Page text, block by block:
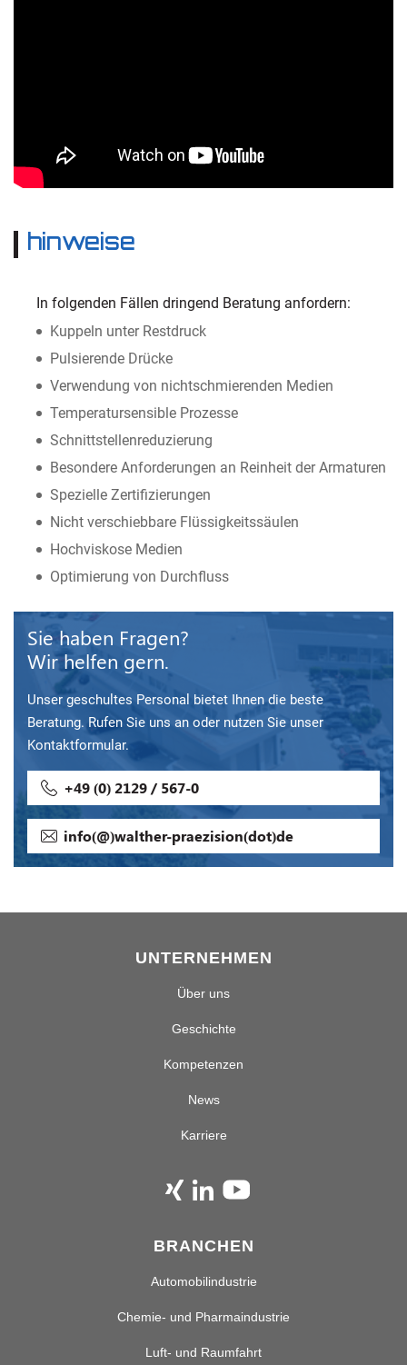
hinweise
In folgenden Fällen dringend Beratung anfordern:
Kuppeln unter Restdruck
Pulsierende Drücke
Verwendung von nichtschmierenden Medien
Temperatursensible Prozesse
Schnittstellenreduzierung
Besondere Anforderungen an Reinheit der Armaturen
Spezielle Zertifizierungen
Nicht verschiebbare Flüssigkeitssäulen
Hochviskose Medien
Optimierung von Durchfluss
Sie haben Fragen?
Wir helfen gern.
Unser geschultes Personal bietet Ihnen die beste
Beratung. Rufen Sie uns an oder nutzen Sie unser
Kontaktformular.
+49 (0) 2129 / 567-0
info(@)walther-praezision(dot)de
UNTERNEHMEN
Über uns
Geschichte
Kompetenzen
News
Karriere
BRANCHEN
Automobilindustrie
Chemie- und Pharmaindustrie
Luft- und Raumfahrt